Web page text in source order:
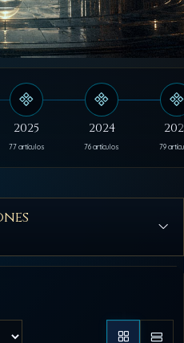
2025
77 artículos
2024
76 artículos 79